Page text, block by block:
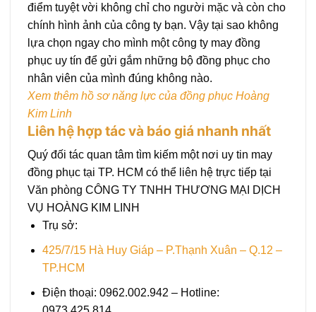
điểm tuyệt vời không chỉ cho người mặc và còn cho
chính hình ảnh của công ty bạn. Vậy tại sao không
lựa chọn ngay cho mình một công ty may đồng
phục uy tín để gửi gắm những bộ đồng phục cho
nhân viên của mình đúng không nào.
Xem thêm hồ sơ năng lực của đồng phục Hoàng
Kim Linh
Liên hệ hợp tác và báo giá nhanh nhất
Quý đối tác quan tâm tìm kiếm một nơi uy tin may
đồng phục tại TP. HCM có thể liên hệ trực tiếp tại
Văn phòng CÔNG TY TNHH THƯƠNG MẠI DỊCH
VỤ HOÀNG KIM LINH
Trụ sở:
425/7/15 Hà Huy Giáp – P.Thạnh Xuân – Q.12 –
TP.HCM
Điện thoại: 0962.002.942 – Hotline: